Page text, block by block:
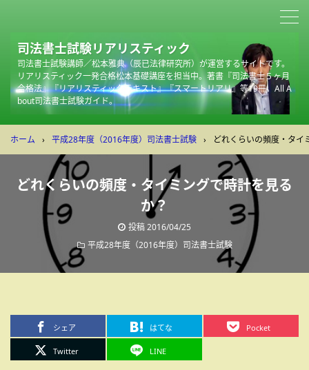
司法書士試験リアリスティック
司法書士試験講師／松本雅典（辰已法律研究所）が運営するサイトです。
リアリスティック一発合格松本基礎講座を担当中。著書『司法書士５ヶ月
合格法』『リアリスティックテキスト』『スマートリアリ』等19冊。All A
bout司法書士試験ガイド。
ホーム › 平成28年度（2016年度）司法書士試験 › どれくらいの頻度・タイ
どれくらいの頻度・タイミングで時計を見る
か？
投稿2016/04/25
平成28年度（2016年度）司法書士試験
シェア はてな Pocket
Twitter LINE